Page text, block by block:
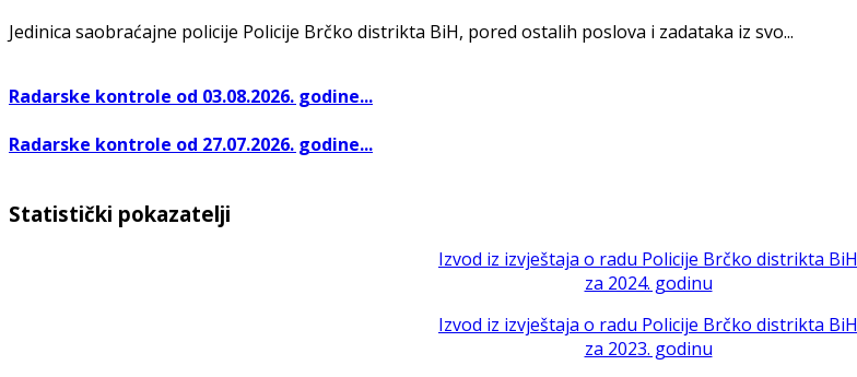
Jedinica saobraćajne policije Policije Brčko distrikta BiH, pored ostalih poslova i zadataka iz svo...
Radarske kontrole od 03.08.2026. godine...
Radarske kontrole od 27.07.2026. godine...
Statistički pokazatelji
Izvod iz izvještaja o radu Policije Brčko distrikta BiH
za 2024. godinu
Izvod iz izvještaja o radu Policije Brčko distrikta BiH
za 2023. godinu